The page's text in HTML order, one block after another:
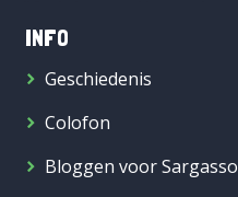
INFO
Geschiedenis
Colofon
Bloggen voor Sargasso